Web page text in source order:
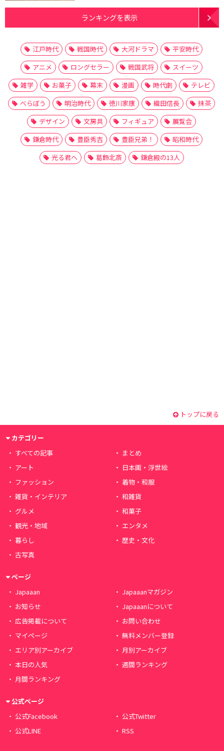
ランキングを表示
江戸時代 戦国時代 大河ドラマ
平安時代
アニメ
ロングセラー 戦国武将
スイーツ
雑学
お菓子 幕末 漫画 時代劇
テレビ
べらぼう
明治時代 徳川家康 織田信長
抹茶
デザイン
文房具 フィギュア
展覧会
鎌倉時代
豊臣秀吉 豊臣兄弟！
昭和時代
光る君へ
葛飾北斎 鎌倉殿の13人
トップに戻る
カテゴリー
すべての記事
まとめ
アート
日本画・浮世絵
ファッション
着物・和服
雑貨・インテリア
和雑貨
グルメ
和菓子
観光・地域
エンタメ
暮らし
歴史・文化
古写真
ページ
Japaaan
Japaaanマガジン
お知らせ
Japaaanについて
広告掲載について
お問い合わせ
マイページ
無料メンバー登録
エリア別アーカイブ
月別アーカイブ
本日の人気
週間ランキング
月間ランキング
公式ページ
公式Facebook
公式Twitter
公式LINE
RSS